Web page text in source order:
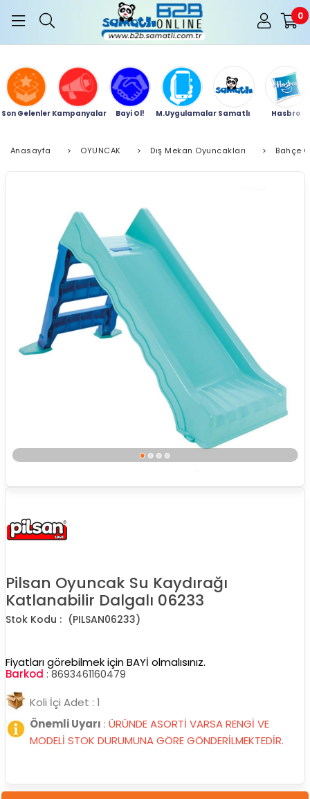
0
Son Gelenler Kampanyalar Bayi Ol! M.Uygulamalar Samatlı Hasbro
Anasayfa > OYUNCAK > Dış Mekan Oyuncakları > Bahçe
Pilsan Oyuncak Su Kaydırağı
Katlanabilir Dalgalı 06233
(PILSAN06233)
Fiyatları görebilmek için BAYİ olmalısınız.
Barkod : 8693461160479
Koli İçi Adet : 1
Önemli Uyarı : ÜRÜNDE ASORTİ VARSA RENGİ VE
MODELİ STOK DURUMUNA GÖRE GÖNDERİLMEKTEDİR.